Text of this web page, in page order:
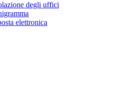
degli uffici
elettronica